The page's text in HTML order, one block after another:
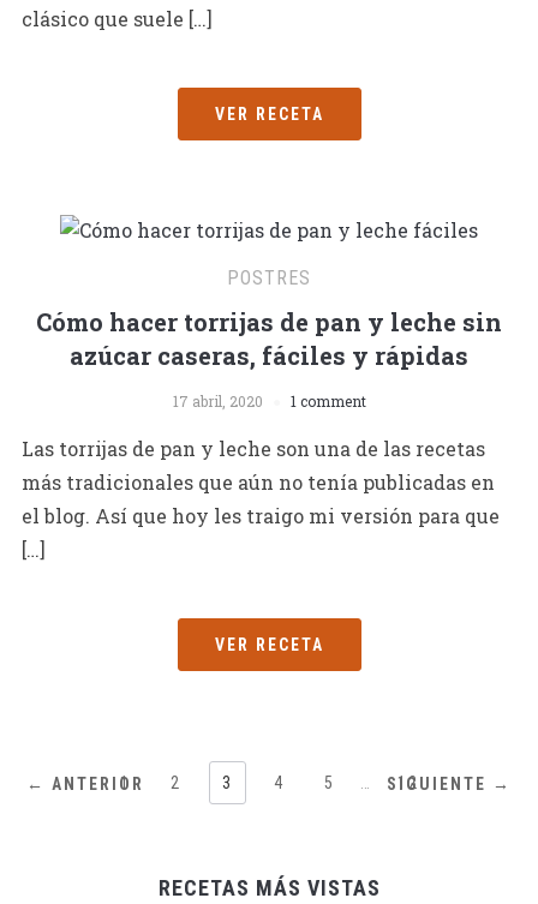
clásico que suele […]
VER RECETA
POSTRES
Cómo hacer torrijas de pan y leche sin
azúcar caseras, fáciles y rápidas
17 abril, 2020 1 comment
Las torrijas de pan y leche son una de las recetas
más tradicionales que aún no tenía publicadas en
el blog. Así que hoy les traigo mi versión para que
[…]
VER RECETA
← ANTERIOR
1 2 3 4 5 … 12
SIGUIENTE →
RECETAS MÁS VISTAS